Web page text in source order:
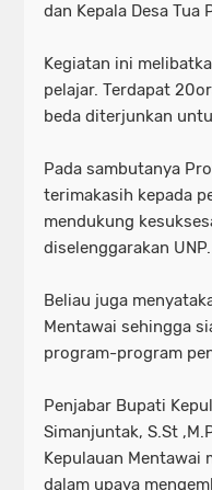
dan Kepala Desa Tua
Kegiatan ini
pelajar. Terdapat
beda diterjunkan
Pada sambutanya
terimakasih kepada
mendukung
diselenggarakan UNP.
Beliau juga
Mentawai sehingga
program-program
Penjabar Bupati
Simanjuntak, S.St
Kepulauan Mentawai
dalam upaya